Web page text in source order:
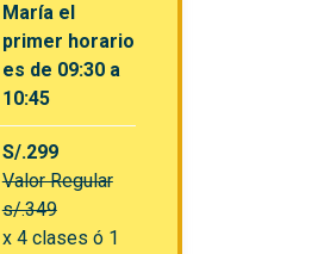
María el
primer horario
es de 09:30 a
10:45
S/.299
Valor Regular
s/.349
x 4 clases ó 1